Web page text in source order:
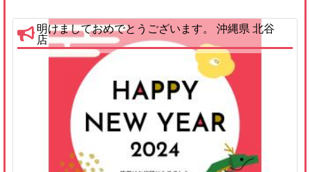
明けましておめでとうございます。 沖縄県 北谷
店